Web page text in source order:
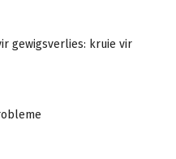
gewigsverlies: kruie vir